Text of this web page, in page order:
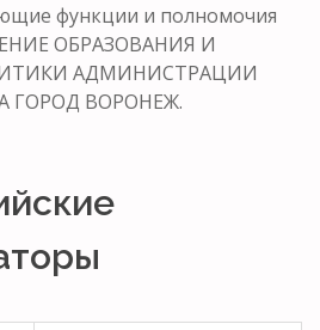
функции и полномочия
ОБРАЗОВАНИЯ И
АДМИНИСТРАЦИИ
ГОРОД ВОРОНЕЖ.